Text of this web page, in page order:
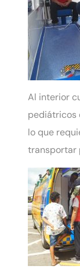
Al interior
pediátricos
lo que
transportar